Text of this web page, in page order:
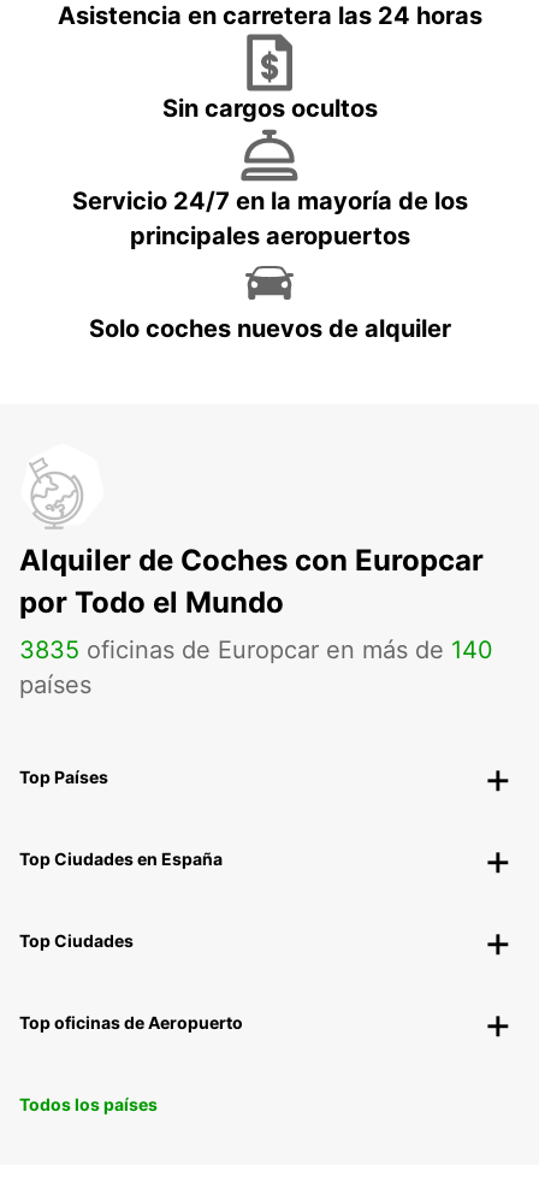
Asistencia en carretera las 24 horas
Sin cargos ocultos
Servicio 24/7 en la mayoría de los
principales aeropuertos
Solo coches nuevos de alquiler
Alquiler de Coches con Europcar
por Todo el Mundo
3835 oficinas de Europcar en más de 140
países
Top Países
Top Ciudades en España
Top Ciudades
Top oficinas de Aeropuerto
Todos los países